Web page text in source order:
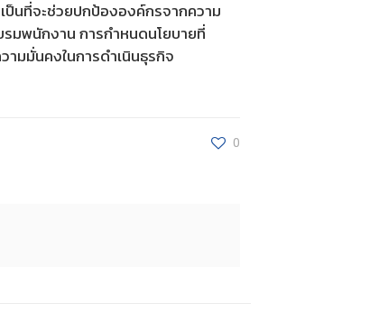
นที่จะช่วยปกป้ององค์กรจากความ
รมพนักงาน การกำหนดนโยบายที่
มมั่นคงในการดำเนินธุรกิจ
0